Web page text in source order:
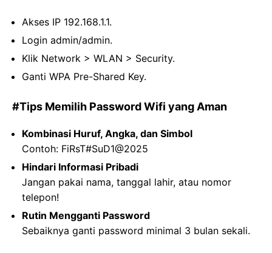
Akses IP 192.168.1.1.
Login admin/admin.
Klik Network > WLAN > Security.
Ganti WPA Pre-Shared Key.
#Tips Memilih Password Wifi yang Aman
Kombinasi Huruf, Angka, dan Simbol
Contoh: FiRsT#SuD1@2025
Hindari Informasi Pribadi
Jangan pakai nama, tanggal lahir, atau nomor
telepon!
Rutin Mengganti Password
Sebaiknya ganti password minimal 3 bulan sekali.